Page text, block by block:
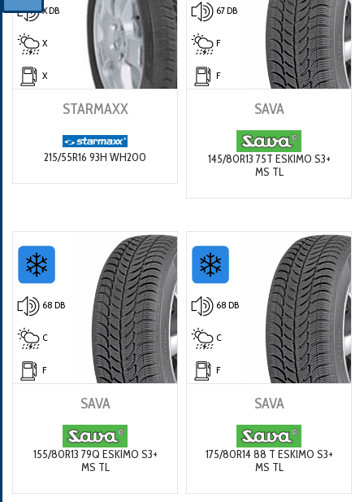
X DB
X
X
STARMAXX
215/55R16 93H WH200
67 DB
F
F
SAVA
145/80R13 75T ESKIMO S3+
MS TL
68 DB
C
F
SAVA
155/80R13 79Q ESKIMO S3+
MS TL
68 DB
C
F
SAVA
175/80R14 88 T ESKIMO S3+
MS TL